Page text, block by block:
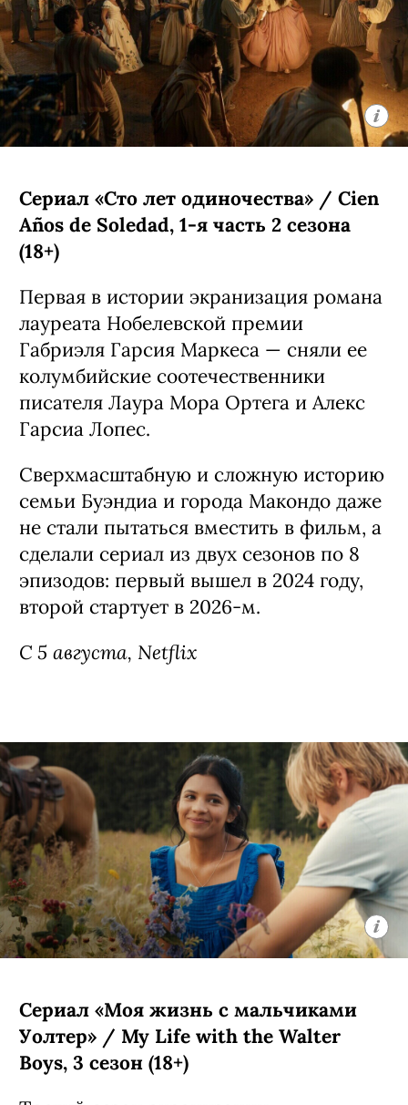
Кроме нее в сериале снялись Кин
Руффало, Амели Хеферль и Бо
Брагасон.
С 5 августа, Prime Video
Сериал «Сто лет одиночества» / Cien
Años de Soledad, 1-я часть 2 сезона
(18+)
Первая в истории экранизация романа
лауреата Нобелевской премии
Габриэля Гарсия Маркеса — сняли ее
Сверхмасштабную и сложную историю
семьи Буэндиа и города Макондо даже
не стали пытаться вместить в фильм, а
сделали сериал из двух сезонов по 8
эпизодов: первый вышел в 2024 году,
второй стартует в 2026-м.
С 5 августа, Netflix